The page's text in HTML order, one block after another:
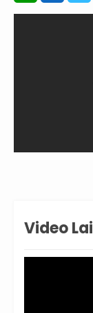
Video